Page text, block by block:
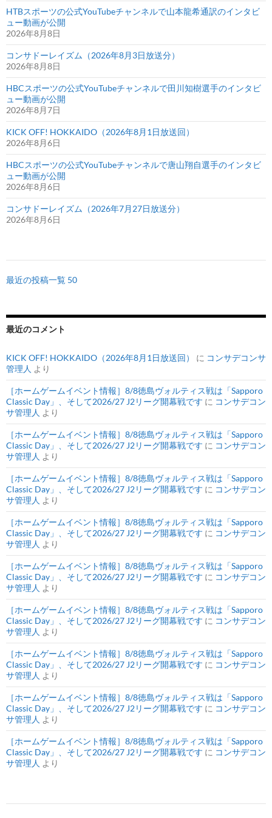
HTBスポーツの公式YouTubeチャンネルで山本龍希通訳のインタビ
ュー動画が公開
2026年8月8日
コンサドーレイズム（2026年8月3日放送分）
2026年8月8日
HBCスポーツの公式YouTubeチャンネルで田川知樹選手のインタビ
ュー動画が公開
2026年8月7日
KICK OFF! HOKKAIDO（2026年8月1日放送回）
2026年8月6日
HBCスポーツの公式YouTubeチャンネルで唐山翔自選手のインタビ
ュー動画が公開
2026年8月6日
コンサドーレイズム（2026年7月27日放送分）
2026年8月6日
最近の投稿一覧 50
最近のコメント
KICK OFF! HOKKAIDO（2026年8月1日放送回） に コンサデコンサ
管理人 より
［ホームゲームイベント情報］8/8徳島ヴォルティス戦は「Sapporo
Classic Day」、そして2026/27 J2リーグ開幕戦です に コンサデコン
サ管理人 より
［ホームゲームイベント情報］8/8徳島ヴォルティス戦は「Sapporo
Classic Day」、そして2026/27 J2リーグ開幕戦です に コンサデコン
サ管理人 より
［ホームゲームイベント情報］8/8徳島ヴォルティス戦は「Sapporo
Classic Day」、そして2026/27 J2リーグ開幕戦です に コンサデコン
サ管理人 より
［ホームゲームイベント情報］8/8徳島ヴォルティス戦は「Sapporo
Classic Day」、そして2026/27 J2リーグ開幕戦です に コンサデコン
サ管理人 より
［ホームゲームイベント情報］8/8徳島ヴォルティス戦は「Sapporo
Classic Day」、そして2026/27 J2リーグ開幕戦です に コンサデコン
サ管理人 より
［ホームゲームイベント情報］8/8徳島ヴォルティス戦は「Sapporo
Classic Day」、そして2026/27 J2リーグ開幕戦です に コンサデコン
サ管理人 より
［ホームゲームイベント情報］8/8徳島ヴォルティス戦は「Sapporo
Classic Day」、そして2026/27 J2リーグ開幕戦です に コンサデコン
サ管理人 より
［ホームゲームイベント情報］8/8徳島ヴォルティス戦は「Sapporo
Classic Day」、そして2026/27 J2リーグ開幕戦です に コンサデコン
サ管理人 より
［ホームゲームイベント情報］8/8徳島ヴォルティス戦は「Sapporo
Classic Day」、そして2026/27 J2リーグ開幕戦です に コンサデコン
サ管理人 より